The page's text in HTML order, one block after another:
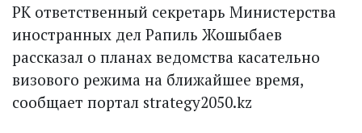
РК ответственный секретарь Министерства
иностранных дел Рапиль Жошыбаев
рассказал о планах ведомства касательно
визового режима на ближайшее время,
сообщает портал strategy2050.kz